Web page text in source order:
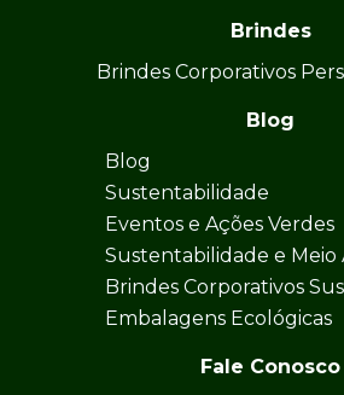
Brindes
Brindes Corporativos
Blog
Blog
Sustentabilidade
Eventos e Ações Verdes
Sustentabilidade e Meio
Brindes Corporativos
Embalagens Ecológicas
Fale Conosco